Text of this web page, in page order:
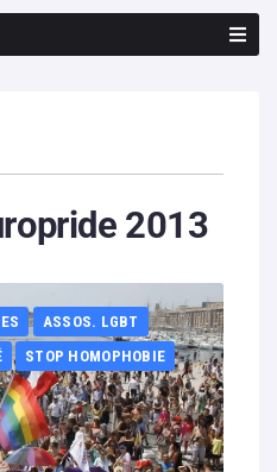
2013
ASSOS. LGBT
STOP HOMOPHOBIE